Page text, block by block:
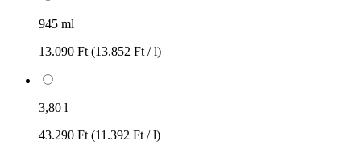
945 ml
13.090 Ft (13.852 Ft / l)
3,80 l
43.290 Ft (11.392 Ft / l)